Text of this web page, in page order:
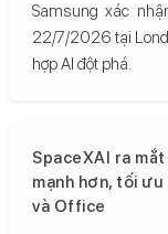
Samsung xác
22/7/2026 tại
hợp AI đột phá.
SpaceXAI ra
mạnh hơn, tối
và Office